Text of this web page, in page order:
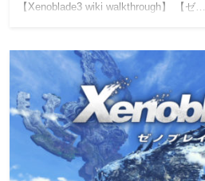
【Xenoblade3 wiki walkthrough】 【ゼ…